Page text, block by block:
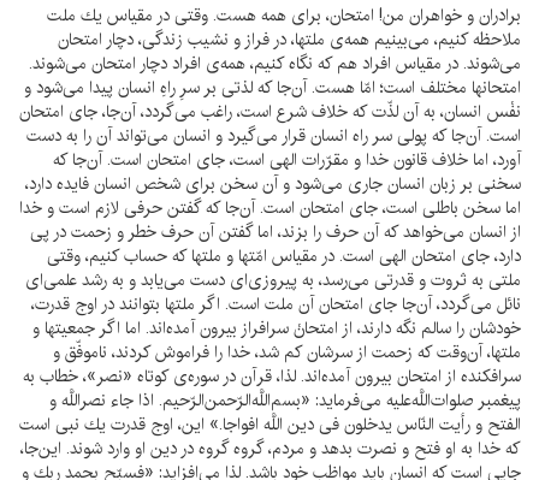
برادران و خواهران من! امتحان، براى همه هست. وقتى در مقياس يك ملت
ملاحظه كنيم، مى‌بينيم همه‌ى ملتها، در فراز و نشيب زندگى، دچار امتحان
مى‌شوند. در مقياس افراد هم كه نگاه كنيم، همه‌ى افراد دچار امتحان مى‌شوند.
امتحانها مختلف است؛ امّا هست. آن‌جا كه لذتى بر سرِ راهِ انسان پيدا مى‌شود و
نفْس انسان، به آن لذّت كه خلاف شرع است، راغب مى‌گردد، آن‌جا، جاى امتحان
است. آن‌جا كه پولى سر راه انسان قرار مى‌گيرد و انسان مى‌تواند آن را به دست
آورد، اما خلاف قانون خدا و مقرّرات الهى است، جاى امتحان است. آن‌جا كه
سخنى بر زبان انسان جارى مى‌شود و آن سخن براى شخص انسان فايده دارد،
اما سخن باطلى است، جاى امتحان است. آن‌جا كه گفتن حرفى لازم است و خدا
از انسان مى‌خواهد كه آن حرف را بزند، اما گفتن آن حرف خطر و زحمت در پى
دارد، جاى امتحان الهى است. در مقياس امّتها و ملتها كه حساب كنيم، وقتى
ملتى به ثروت و قدرتى مى‌رسد، به پيروزى‌اى دست مى‌يابد و به رشد علمى‌اى
نائل مى‌گردد، آن‌جا جاى امتحان آن ملت است. اگر ملتها بتوانند در اوج قدرت،
خودشان را سالم نگه دارند، از امتحانْ سرافراز بيرون آمده‌اند. اما اگر جمعيتها و
ملتها، آن‌وقت كه زحمت از سرشان كم شد، خدا را فراموش كردند، ناموفّق و
سرافكنده از امتحان بيرون آمده‌اند. لذا، قرآن در سوره‌ى كوتاه «نصر»، خطاب به
پيغمبر صلوات‌اللَّه‌عليه مى‌فرمايد: «بسم‌اللَّه‌الرّحمن‌الرّحيم. اذا جاء نصراللَّه و
الفتح و رأيت النّاس يدخلون فى دين اللَّه افواجا.» اين، اوج قدرت يك نبى است
كه خدا به او فتح و نصرت بدهد و مردم، گروه گروه در دين او وارد شوند. اين‌جا،
جايى است كه انسان بايد مواظب خود باشد. لذا مى‌افزايد: «فسبّح بحمد ربك و